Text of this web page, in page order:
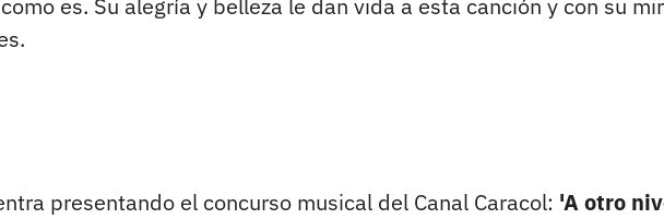
es. Su alegría y belleza le dan vida a esta canción y con su
presentando el concurso musical del Canal Caracol: 'A otro